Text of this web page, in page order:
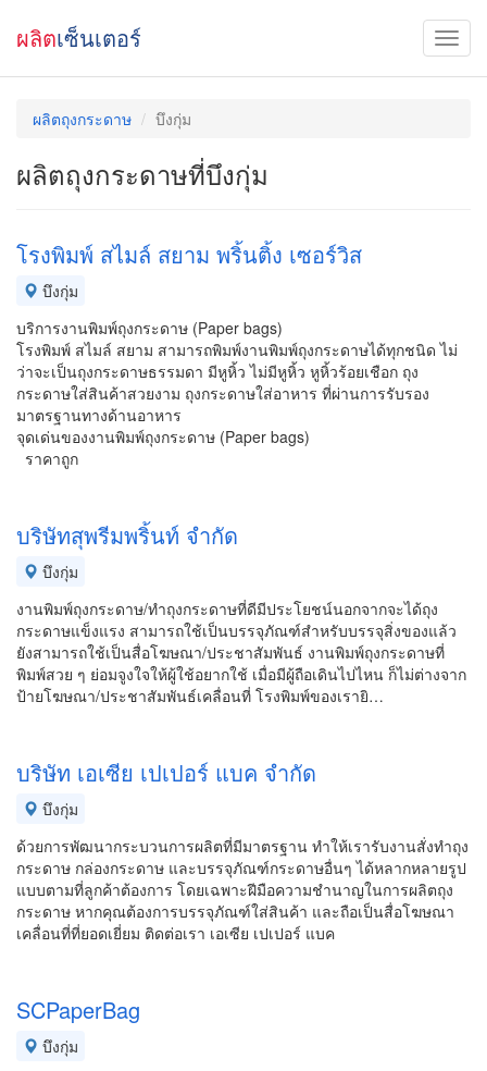
ผลิตเซ็นเตอร์
ผลิตถุงกระดาษ บึงกุ่ม
ผลิตถุงกระดาษที่บึงกุ่ม
โรงพิมพ์ สไมล์ สยาม พริ้นติ้ง เซอร์วิส
บึงกุ่ม
บริการงานพิมพ์ถุงกระดาษ (Paper bags)
โรงพิมพ์ สไมล์ สยาม สามารถพิมพ์งานพิมพ์ถุงกระดาษได้ทุกชนิด ไม่
ว่าจะเป็นถุงกระดาษธรรมดา มีหูหิ้ว ไม่มีหูหิ้ว หูหิ้วร้อยเชือก ถุง
กระดาษใส่สินค้าสวยงาม ถุงกระดาษใส่อาหาร ที่ผ่านการรับรอง
มาตรฐานทางด้านอาหาร
จุดเด่นของงานพิมพ์ถุงกระดาษ (Paper bags)
ราคาถูก
บริษัทสุพรีมพริ้นท์ จำกัด
บึงกุ่ม
งานพิมพ์ถุงกระดาษ/ทำถุงกระดาษที่ดีมีประโยชน์นอกจากจะได้ถุง
กระดาษแข็งแรง สามารถใช้เป็นบรรจุภัณฑ์สำหรับบรรจุสิ่งของแล้ว
ยังสามารถใช้เป็นสื่อโฆษณา/ประชาสัมพันธ์ งานพิมพ์ถุงกระดาษที่
พิมพ์สวย ๆ ย่อมจูงใจให้ผู้ใช้อยากใช้ เมื่อมีผู้ถือเดินไปไหน ก็ไม่ต่างจาก
ป้ายโฆษณา/ประชาสัมพันธ์เคลื่อนที่ โรงพิมพ์ของเรายิ…
บริษัท เอเซีย เปเปอร์ แบค จำกัด
บึงกุ่ม
ด้วยการพัฒนากระบวนการผลิตที่มีมาตรฐาน ทำให้เรารับงานสั่งทำถุง
กระดาษ กล่องกระดาษ และบรรจุภัณฑ์กระดาษอื่นๆ ได้หลากหลายรูป
แบบตามที่ลูกค้าต้องการ โดยเฉพาะฝีมือความชำนาญในการผลิตถุง
กระดาษ หากคุณต้องการบรรจุภัณฑ์ใส่สินค้า และถือเป็นสื่อโฆษณา
เคลื่อนที่ที่ยอดเยี่ยม ติดต่อเรา เอเซีย เปเปอร์ แบค
SCPaperBag
บึงกุ่ม